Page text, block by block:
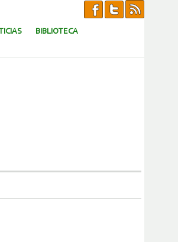
BIBLIOTECA